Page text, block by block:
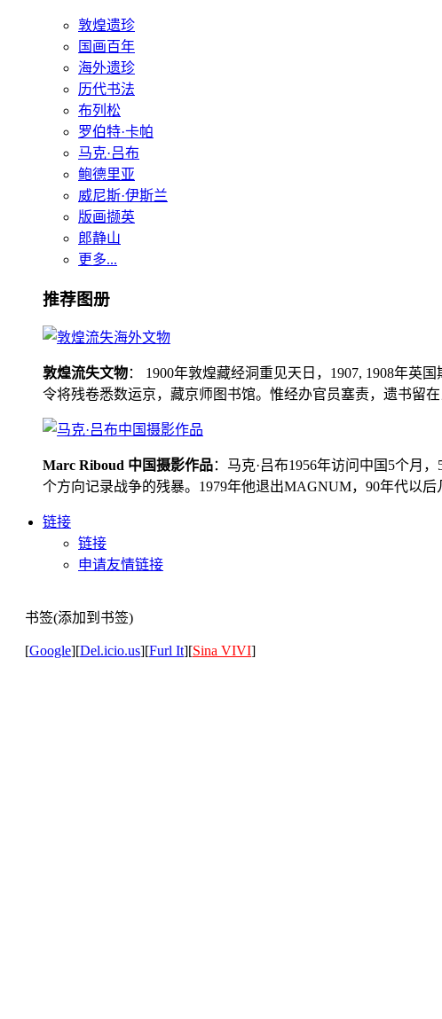
敦煌遗珍
国画百年
海外遗珍
历代书法
布列松
罗伯特·卡帕
马克·吕布
鲍德里亚
威尼斯·伊斯兰
版画撷英
郎静山
更多...
推荐图册
敦煌流失文物： 1900年敦煌藏经洞重见天日，1907, 1908年英
令将残卷悉数运京，藏京师图书馆。惟经办官员塞责，遗书留
Marc Riboud 中国摄影作品：马克·吕布1956年访问中国5个月
个方向记录战争的残暴。1979年他退出MAGNUM，90年代以后
链接
链接
申请友情链接
书签(添加到书签)
[Google][Del.icio.us][Furl It][Sina VIVI]